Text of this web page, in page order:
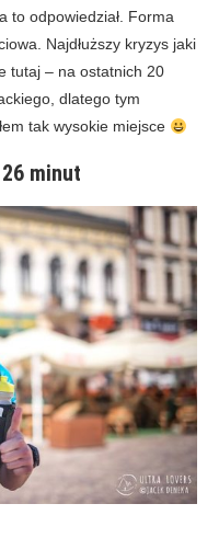
to odpowiedział. Forma
Najdłuższy kryzys jaki
tutaj – na ostatnich 20
dlatego tym
tak wysokie miejsce
minut